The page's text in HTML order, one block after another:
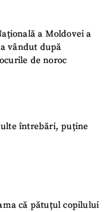
a Moldovei a
vândut după
de noroc
întrebări, puține
că pătuțul copilului